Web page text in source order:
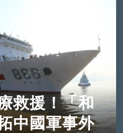
救援！「和
中國軍事外